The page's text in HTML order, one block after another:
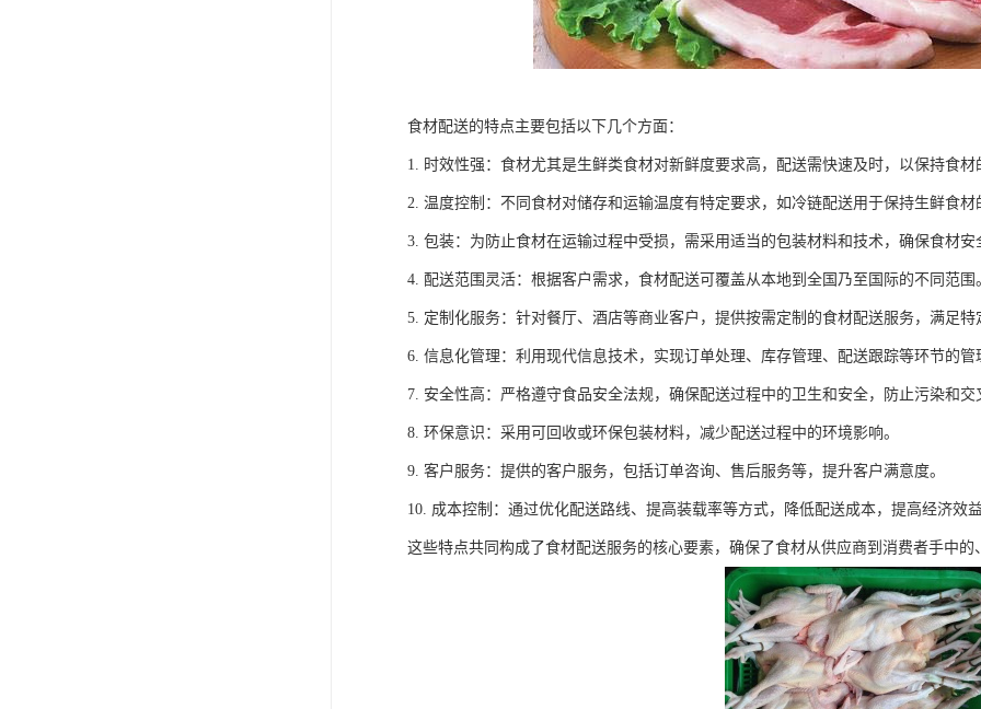
食材配送的特点主要包括以下几个方面：
1. 时效性强：食材尤其是生鲜类食材对新鲜度要求高，配送需快速及时，以保持食材
2. 温度控制：不同食材对储存和运输温度有特定要求，如冷链配送用于保持生鲜食材
3. 包装：为防止食材在运输过程中受损，需采用适当的包装材料和技术，确保食材安
4. 配送范围灵活：根据客户需求，食材配送可覆盖从本地到全国乃至国际的不同范围
5. 定制化服务：针对餐厅、酒店等商业客户，提供按需定制的食材配送服务，满足特
6. 信息化管理：利用现代信息技术，实现订单处理、库存管理、配送跟踪等环节的管
7. 安全性高：严格遵守食品安全法规，确保配送过程中的卫生和安全，防止污染和交
8. 环保意识：采用可回收或环保包装材料，减少配送过程中的环境影响。
9. 客户服务：提供的客户服务，包括订单咨询、售后服务等，提升客户满意度。
10. 成本控制：通过优化配送路线、提高装载率等方式，降低配送成本，提高经济效
这些特点共同构成了食材配送服务的核心要素，确保了食材从供应商到消费者手中的